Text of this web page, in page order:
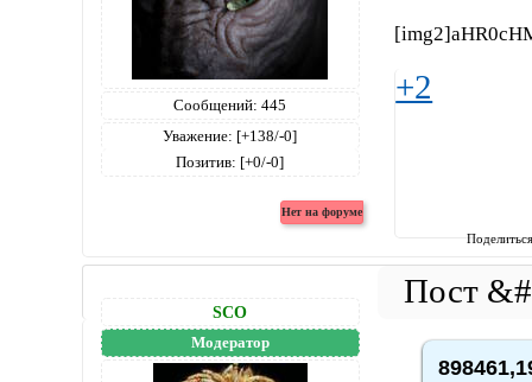
Сообщений: 445
Уважение: [+138/-0]
Позитив: [+0/-0]
+2
SCO
Модератор